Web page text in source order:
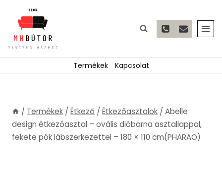
content
Termékek Kapcsolat
/ Termékek / Étkező / Étkezőasztalok / Abelle
design étkezőasztal – ovális dióbarna asztallappal,
fekete pók lábszerkezettel – 180 × 110 cm(PHARAO)